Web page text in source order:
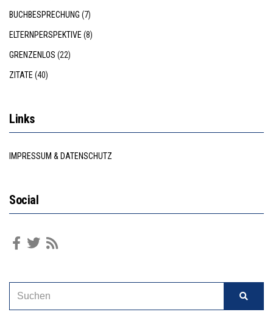
BUCHBESPRECHUNG (7)
ELTERNPERSPEKTIVE (8)
GRENZENLOS (22)
ZITATE (40)
Links
IMPRESSUM & DATENSCHUTZ
Social